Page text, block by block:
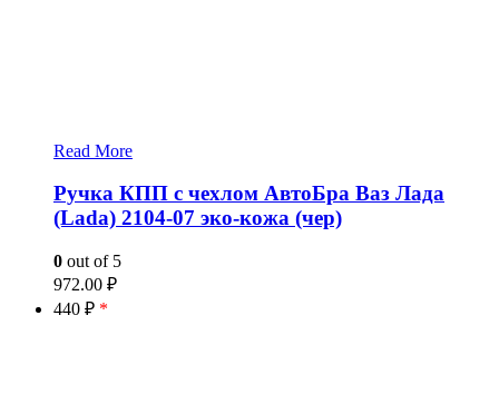
Read More
Ручка КПП с чехлом АвтоБра Ваз Лада
(Lada) 2104-07 эко-кожа (чер)
0 out of 5
972.00 ₽
440 ₽ *